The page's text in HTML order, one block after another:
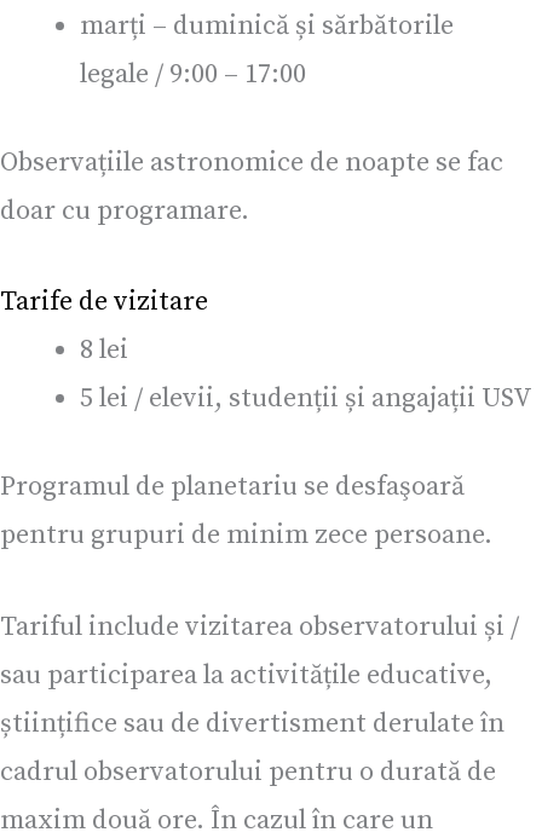
marți – duminică și sărbătorile
legale / 9:00 – 17:00
Observațiile astronomice de noapte se fac
doar cu programare.
Tarife de vizitare
8 lei
5 lei / elevii, studenții și angajații USV
Programul de planetariu se desfaşoară
pentru grupuri de minim zece persoane.
Tariful include vizitarea observatorului și /
sau participarea la activitățile educative,
științifice sau de divertisment derulate în
cadrul observatorului pentru o durată de
maxim două ore. În cazul în care un